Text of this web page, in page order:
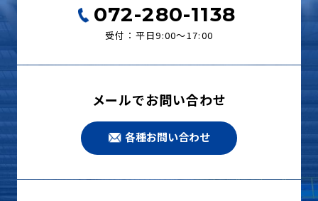
072-280-1138
受付：平日9:00〜17:00
メールでお問い合わせ
各種お問い合わせ